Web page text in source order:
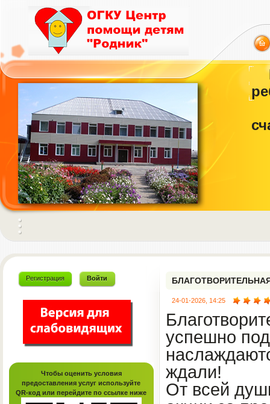
Регистрация Войти
Чтобы оценить условия
предоставления услуг используйте
QR-код или перейдите по ссылке ниже
24-01-2026, 14:25
успешно
ждали!
От всей